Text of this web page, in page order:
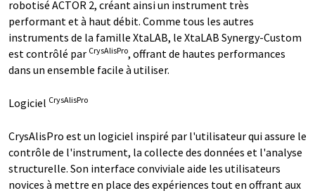
robotisé ACTOR 2, créant ainsi un instrument très
performant et à haut débit. Comme tous les autres
instruments de la famille XtaLAB, le XtaLAB Synergy-Custom
est contrôlé par CrysAlisPro, offrant de hautes performances
dans un ensemble facile à utiliser.
Logiciel CrysAlisPro
CrysAlisPro est un logiciel inspiré par l'utilisateur qui assure le
contrôle de l'instrument, la collecte des données et l'analyse
structurelle. Son interface conviviale aide les utilisateurs
novices à mettre en place des expériences tout en offrant aux